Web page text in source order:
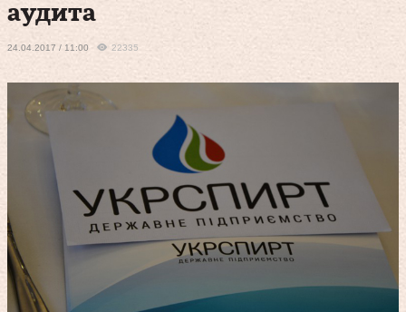
аудита
24.04.2017 / 11:00 22335